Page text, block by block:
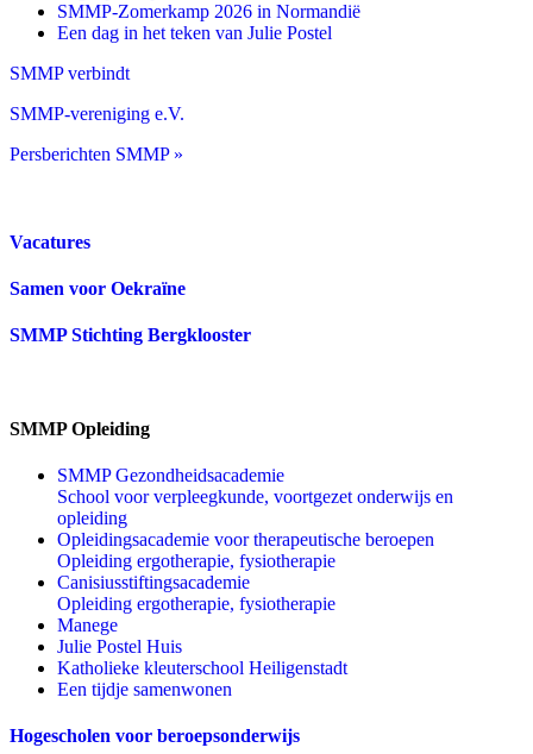
SMMP-Zomerkamp 2026 in Normandië
Een dag in het teken van Julie Postel
SMMP verbindt
SMMP-vereniging e.V.
Persberichten SMMP »
Vacatures
Samen voor Oekraïne
SMMP Stichting Bergklooster
SMMP Opleiding
SMMP Gezondheidsacademie
School voor verpleegkunde, voortgezet onderwijs en
opleiding
Opleidingsacademie voor therapeutische beroepen
Opleiding ergotherapie, fysiotherapie
Canisiusstiftingsacademie
Opleiding ergotherapie, fysiotherapie
Manege
Julie Postel Huis
Katholieke kleuterschool Heiligenstadt
Een tijdje samenwonen
Hogescholen voor beroepsonderwijs